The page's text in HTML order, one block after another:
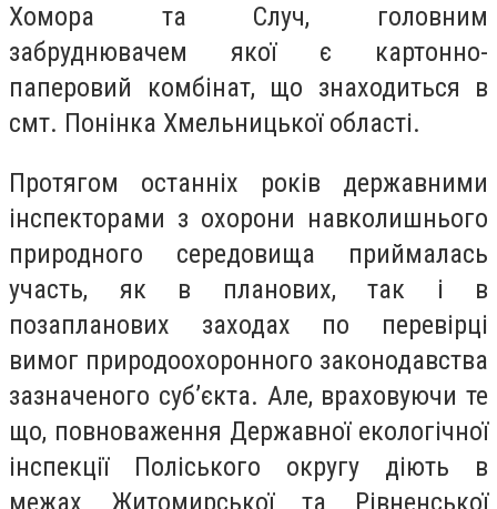
Хомора та Случ, головним
забруднювачем якої є картонно-
паперовий комбінат, що знаходиться в
смт. Понінка Хмельницької області.
Протягом останніх років державними
інспекторами з охорони навколишнього
природного середовища приймалась
участь, як в планових, так і в
позапланових заходах по перевірці
вимог природоохоронного законодавства
зазначеного суб’єкта. Але, враховуючи те
що, повноваження Державної екологічної
інспекції Поліського округу діють в
межах Житомирської та Рівненської